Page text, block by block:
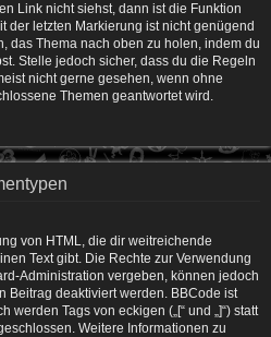
Link nicht siehst, dann ist die Funktion
der letzten Markierung ist nicht genügend
das Thema nach oben zu holen, indem du
Stelle jedoch sicher, dass du die Regeln
nicht gerne gesehen, wenn ohne
Themen geantwortet wird.
von HTML, die dir weitreichende
Text gibt. Die Rechte zur Verwendung
Administration vergeben, können jedoch
Beitrag deaktiviert werden. BBCode ist
Tags von eckigen („[“ und „]“) statt
Weitere Informationen zu